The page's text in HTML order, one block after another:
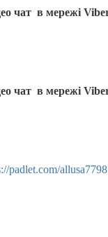
чат в мережі
чат в мережі
padlet.com/